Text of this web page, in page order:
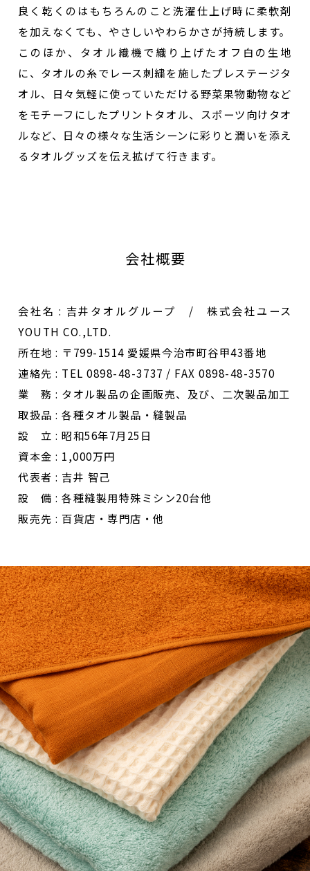
良く乾くのはもちろんのこと洗濯仕上げ時に柔軟剤
を加えなくても、やさしいやわらかさが持続します。
このほか、タオル織機で織り上げたオフ白の生地
に、タオルの糸でレース刺繍を施したプレステージタ
オル、日々気軽に使っていただける野菜果物動物など
をモチーフにしたプリントタオル、スポーツ向けタオ
ルなど、日々の様々な生活シーンに彩りと潤いを添え
るタオルグッズを伝え拡げて行きます。
会社概要
会社名 : 吉井タオルグループ / 株式会社ユース
YOUTH CO.,LTD.
所在地 : 〒799-1514 愛媛県今治市町谷甲43番地
連絡先 : TEL 0898-48-3737 / FAX 0898-48-3570
業 務 : タオル製品の企画販売、及び、二次製品加工
取扱品 : 各種タオル製品・縫製品
設 立 : 昭和56年7月25日
資本金 : 1,000万円
代表者 : 吉井 智己
設 備 : 各種縫製用特殊ミシン20台他
販売先 : 百貨店・専門店・他